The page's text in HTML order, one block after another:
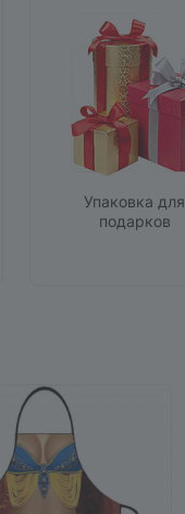
Упаковка для
подарков